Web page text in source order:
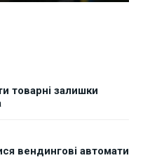
товарні залишки
вендингові автомати